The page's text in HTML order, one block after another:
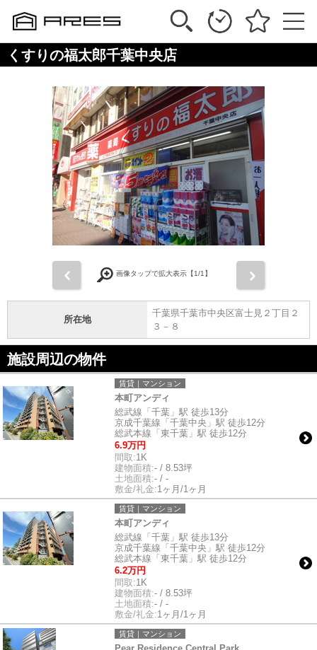
くすりの福太郎千葉中央店
画像タップで拡大表示【1/1】
所在地
千葉県千葉市中央区富士見２丁目２
３－８
施設周辺の物件
賃貸｜マンション
本町アンディ
総武線「千葉」駅 徒歩13分
京成千葉線「千葉中央」駅 徒歩12分
総武本線「東千葉」駅 徒歩12分
6.9万円
間取:1K
建物面積:- / 8.53坪
土地面積:- / -
敷金/礼金:1ヶ月/1ヶ月
賃貸｜マンション
本町アンディ
総武線「千葉」駅 徒歩13分
京成千葉線「千葉中央」駅 徒歩12分
総武本線「東千葉」駅 徒歩12分
6.2万円
間取:1K
建物面積:- / 8.53坪
土地面積:- / -
敷金/礼金:1ヶ月/1ヶ月
賃貸｜マンション